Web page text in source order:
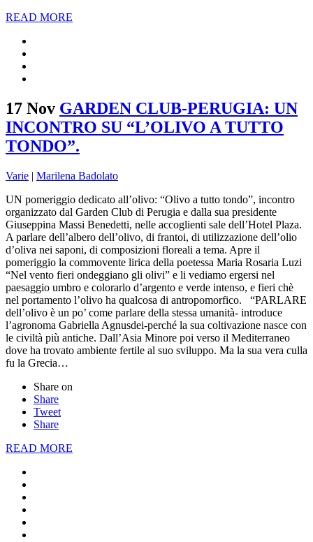
READ MORE
17 Nov GARDEN CLUB-PERUGIA: UN
INCONTRO SU “L’OLIVO A TUTTO
TONDO”.
Varie | Marilena Badolato
UN pomeriggio dedicato all’olivo: “Olivo a tutto tondo”, incontro
organizzato dal Garden Club di Perugia e dalla sua presidente
Giuseppina Massi Benedetti, nelle accoglienti sale dell’Hotel Plaza.
A parlare dell’albero dell’olivo, di frantoi, di utilizzazione dell’olio
d’oliva nei saponi, di composizioni floreali a tema. Apre il
pomeriggio la commovente lirica della poetessa Maria Rosaria Luzi
“Nel vento fieri ondeggiano gli olivi” e li vediamo ergersi nel
paesaggio umbro e colorarlo d’argento e verde intenso, e fieri chè
nel portamento l’olivo ha qualcosa di antropomorfico. “PARLARE
dell’olivo è un po’ come parlare della stessa umanità- introduce
l’agronoma Gabriella Agnusdei-perché la sua coltivazione nasce con
le civiltà più antiche. Dall’Asia Minore poi verso il Mediterraneo
dove ha trovato ambiente fertile al suo sviluppo. Ma la sua vera culla
fu la Grecia…
Share on
Share
Tweet
Share
READ MORE